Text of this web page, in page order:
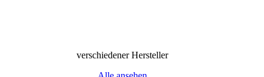
verschiedener Hersteller